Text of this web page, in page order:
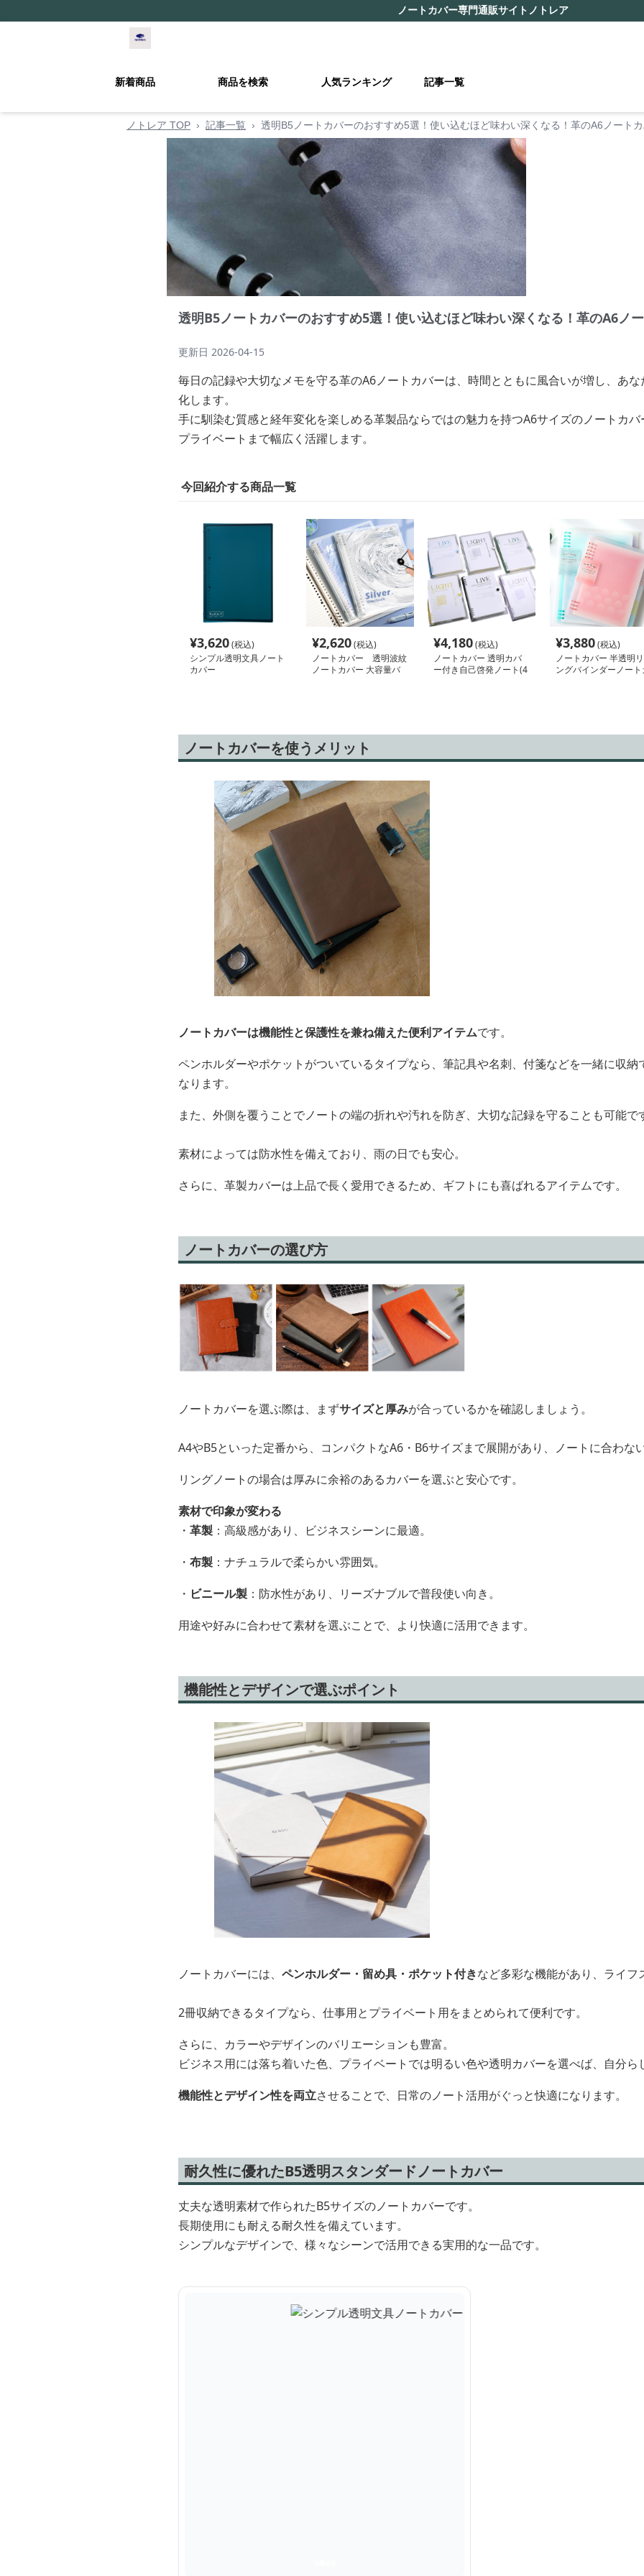
ノートカバー専門通販サイト ノトレア
新着商品 商品を検索 人気ランキング 記事一覧
ノトレア TOP › 記事一覧 › 透明B5ノートカバーのおすすめ5選！使い込むほど味わい深くなる！革のA6ノート
透明B5ノートカバーのおすすめ5選！使い込むほど味わい深くなる！革のA6ノ
更新日 2026-04-15
毎日の記録や大切なメモを守る革のA6ノートカバーは、時間とともに風合いが増し、あ
化します。
手に馴染む質感と経年変化を楽しめる革製品ならではの魅力を持つA6サイズのノートカ
プライベートまで幅広く活躍します。
今回紹介する商品一覧
¥3,620(税込)
シンプル透明文具ノート
カバー
¥2,620(税込)
ノートカバー 透明波紋
ノートカバー 大容量バ
¥4,180(税込)
ノートカバー 透明カバ
ー付き自己啓発ノート(4
¥3,880(税込)
ノートカバー 半透明リ
ングバインダーノート
ノートカバーを使うメリット
ノートカバーは機能性と保護性を兼ね備えた便利アイテムです。
ペンホルダーやポケットがついているタイプなら、筆記具や名刺、付箋などを一緒に収納
なります。
また、外側を覆うことでノートの端の折れや汚れを防ぎ、大切な記録を守ることも可能で
素材によっては防水性を備えており、雨の日でも安心。
さらに、革製カバーは上品で長く愛用できるため、ギフトにも喜ばれるアイテムです。
ノートカバーの選び方
ノートカバーを選ぶ際は、まずサイズと厚みが合っているかを確認しましょう。
A4やB5といった定番から、コンパクトなA6・B6サイズまで展開があり、ノートに合わな
リングノートの場合は厚みに余裕のあるカバーを選ぶと安心です。
素材で印象が変わる
・ 革製 ：高級感があり、ビジネスシーンに最適。
・ 布製 ：ナチュラルで柔らかい雰囲気。
・ ビニール製 ：防水性があり、リーズナブルで普段使い向き。
用途や好みに合わせて素材を選ぶことで、より快適に活用できます。
機能性とデザインで選ぶポイント
ノートカバーには、 ペンホルダー・留め具・ポケット付きなど多彩な機能があり、ライフ
2冊収納できるタイプなら、仕事用とプライベート用をまとめられて便利です。
さらに、カラーやデザインのバリエーションも豊富。
ビジネス用には落ち着いた色、プライベートでは明るい色や透明カバーを選べば、自分ら
機能性とデザイン性を両立させることで、日常のノート活用がぐっと快適になります。
耐久性に優れたB5透明スタンダードノートカバー
丈夫な透明素材で作られたB5サイズのノートカバーです。
長期使用にも耐える耐久性を備えています。
シンプルなデザインで、様々なシーンで活用できる実用的な一品です。